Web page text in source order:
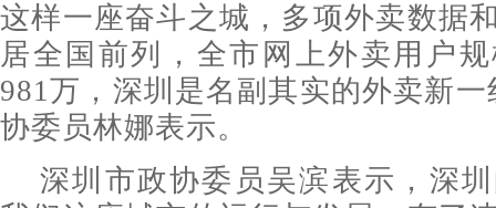
这样一座奋斗之城，多项外卖数据
居全国前列，全市网上外卖用户
981万，深圳是名副其实的外卖新
协委员林娜表示。
深圳市政协委员吴滨表示，深